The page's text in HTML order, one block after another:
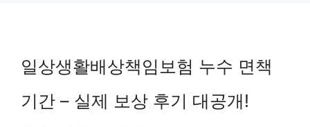
일상생활배상책임보험 누수 면책
기간 – 실제 보상 후기 대공개!